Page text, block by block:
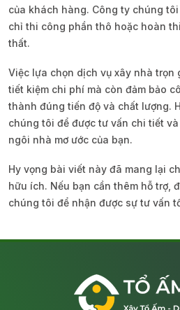
của khách hàng. Công ty chúng
chỉ thi công phần thô hoặc hoàn
thất.
Việc lựa chọn dịch vụ xây nhà trọn
tiết kiệm chi phí mà còn đảm bảo
thành đúng tiến độ và chất lượng.
chúng tôi để được tư vấn chi tiết
ngôi nhà mơ ước của bạn.
Hy vọng bài viết này đã mang lại
hữu ích. Nếu bạn cần thêm hỗ trợ,
chúng tôi để nhận được sự tư vấn